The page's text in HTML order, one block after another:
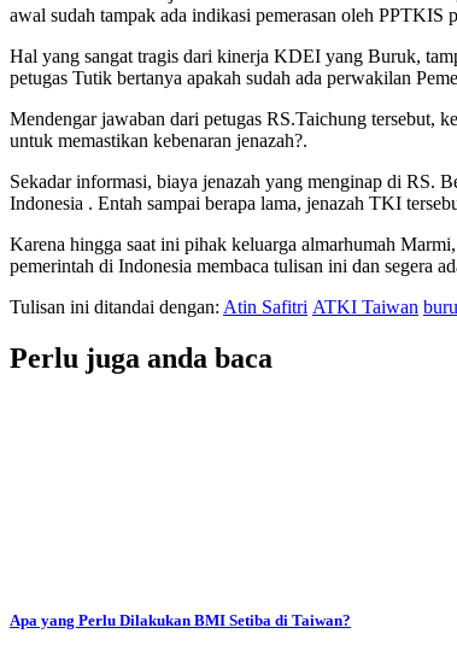
awal sudah tampak ada indikasi pemerasan oleh PPTKIS
Hal yang sangat tragis dari kinerja KDEI yang Buruk,
petugas Tutik bertanya apakah sudah ada perwakilan
Mendengar jawaban dari petugas RS.Taichung tersebut,
untuk memastikan kebenaran jenazah?.
Sekadar informasi, biaya jenazah yang menginap di RS.
Indonesia . Entah sampai berapa lama, jenazah TKI
Karena hingga saat ini pihak keluarga almarhumah
pemerintah di Indonesia membaca tulisan ini dan segera
Tulisan ini ditandai dengan: Atin Safitri ATKI Taiwan
Perlu juga anda baca
Apa yang Perlu Dilakukan BMI Setiba di Taiwan?